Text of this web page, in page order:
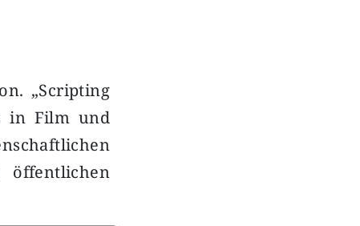
„Scripting
in Film und
öffentlichen